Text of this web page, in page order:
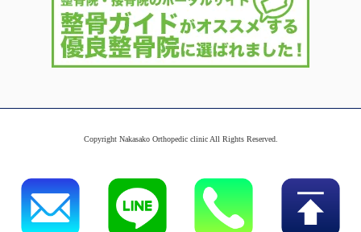
Copyright Nakasako Orthopedic clinic All Rights Reserved.